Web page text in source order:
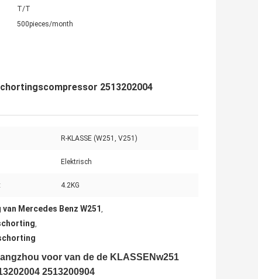
T/T
500pieces/month
2513202004
R-KLASSE (W251, V251)
Elektrisch
4.2KG
Mercedes Benz W251 ,
,
voor van de de KLASSENw251
2513200904